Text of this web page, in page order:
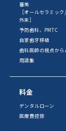
審美
［オールセラミッ
外来］
予防歯科、PMTC
自家歯牙移植
歯科医師の視点から
用語集
料金
デンタルローン
医療費控除